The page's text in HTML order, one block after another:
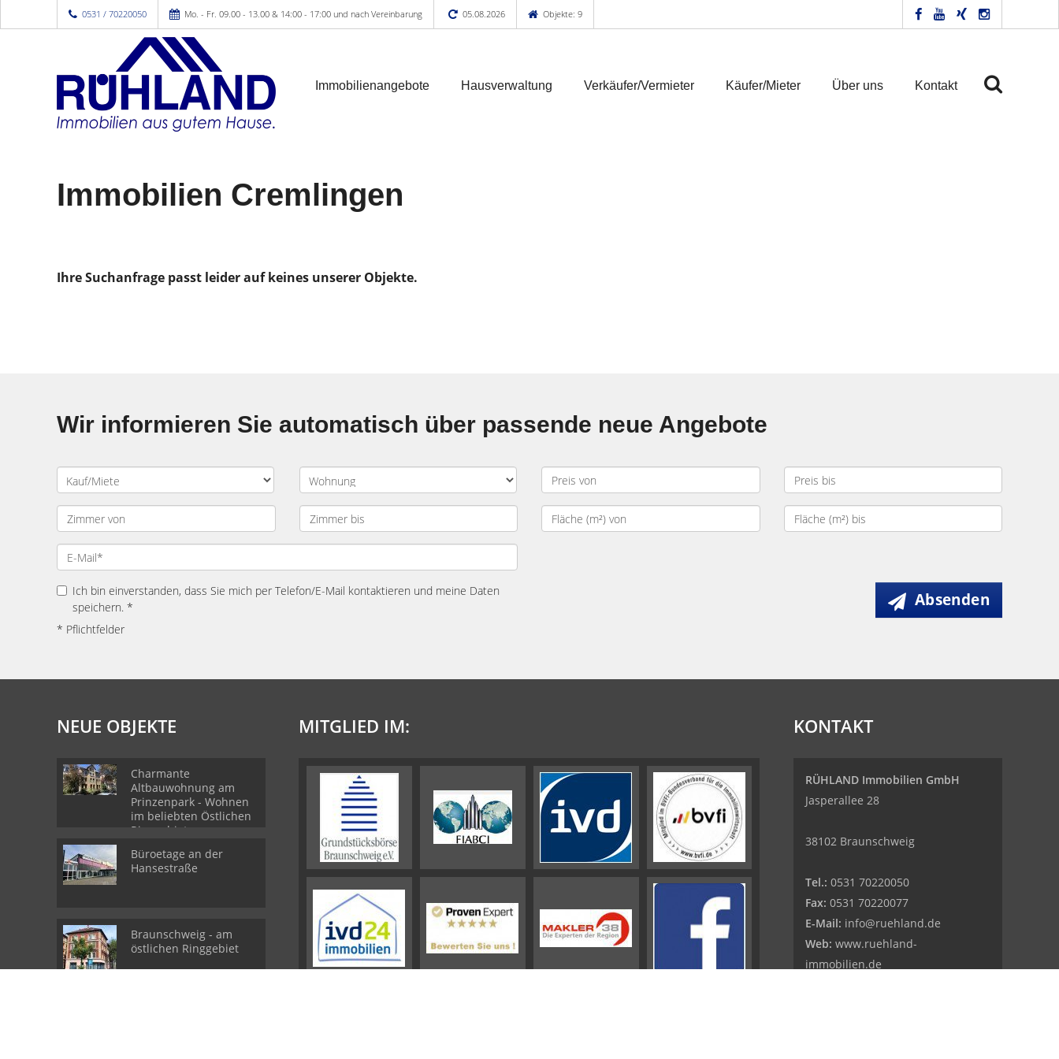
0531 / 70220050 Mo. - Fr. 09.00 - 13.00 & 14:00 - 17:00 und nach Vereinbarung 05.08.2026 Objekte: 9
Immobilienangebote Hausverwaltung Verkäufer/Vermieter Käufer/Mieter Über uns Kontakt
Immobilien Cremlingen
Ihre Suchanfrage passt leider auf keines unserer Objekte.
Wir informieren Sie automatisch über passende neue Angebote
Ich bin einverstanden, dass Sie mich per Telefon/E-Mail kontaktieren und meine Daten
speichern. *
* Pflichtfelder
Absenden
NEUE OBJEKTE
Charmante
Altbauwohnung am
Prinzenpark - Wohnen
im beliebten Östlichen
Ringgebiet
Büroetage an der
Hansestraße
Braunschweig - am
östlichen Ringgebiet
MITGLIED IM: KONTAKT
RÜHLAND Immobilien GmbH
Jasperallee 28
38102 Braunschweig
Tel.: 0531 70220050
Fax: 0531 70220077
E-Mail: info@ruehland.de
Web: www.ruehland-
immobilien.de